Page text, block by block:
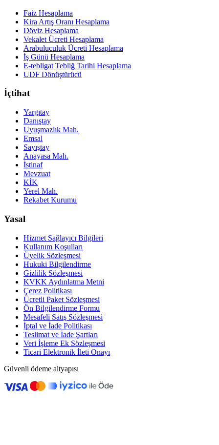
Faiz Hesaplama
Kira Artış Oranı Hesaplama
Döviz Hesaplama
Vekalet Ücreti Hesaplama
Arabuluculuk Ücreti Hesaplama
İş Günü Hesaplama
E-tebligat Tebliğ Tarihi Hesaplama
UDF Dönüştürücü
İçtihat
Yargıtay
Danıştay
Uyuşmazlık Mah.
Emsal
Sayıştay
Anayasa Mah.
İstinaf
Mevzuat
KİK
Yerel Mah.
Rekabet Kurumu
Yasal
Hizmet Sağlayıcı Bilgileri
Kullanım Koşulları
Üyelik Sözleşmesi
Hukuki Bilgilendirme
Gizlilik Sözleşmesi
KVKK Aydınlatma Metni
Çerez Politikası
Ücretli Paket Sözleşmesi
Ön Bilgilendirme Formu
Mesafeli Satış Sözleşmesi
İptal ve İade Politikası
Teslimat ve İade Şartları
Veri İşleme Ek Sözleşmesi
Ticari Elektronik İleti Onayı
Güvenli ödeme altyapısı